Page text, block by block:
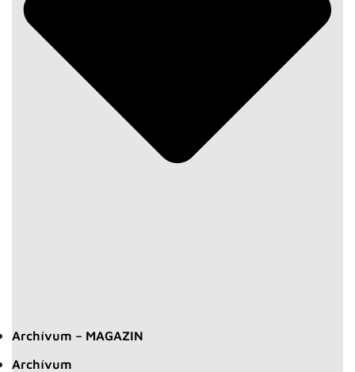
Archívum – MAGAZIN
Archívum